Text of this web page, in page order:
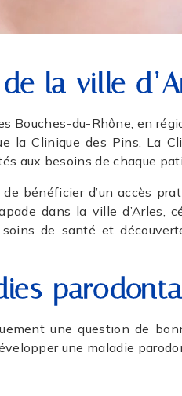
la ville
du-Rhône, en
la Clinique des Pins. La
aux besoins de chaque
bénéficier d’un accès
dans la ville d’Arles,
de santé et
une question de
une maladie